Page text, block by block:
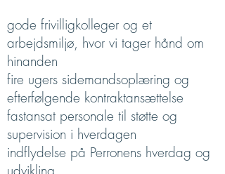
gode frivilligkolleger og et
arbejdsmiljø, hvor vi tager hånd om
hinanden
fire ugers sidemandsoplæring og
efterfølgende kontraktansættelse
fastansat personale til støtte og
supervision i hverdagen
indflydelse på Perronens hverdag og